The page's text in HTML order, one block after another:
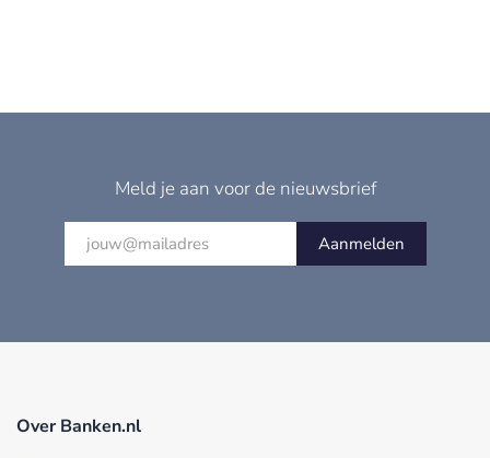
Meld je aan voor de nieuwsbrief
Aanmelden
Over Banken.nl